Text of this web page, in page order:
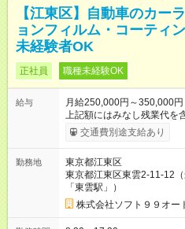
【江東区】自動車のカー
ョンフィルム・コーティ
未経験者OK
正社員 職種未経験OK
給与
月給250,000円～350,000円
上記額にはみなし残業代を
ます。 みなし残業代
経験などを考慮して決定
勤務した場合は、超過分の手当
間】試用期間あり 試用期
採用時と同じです。
交通費別途支給あり
勤務地
東京都江東区
東京都江東区東雲2-11-12
「東雲駅」）
株式会社ソフト９９オー